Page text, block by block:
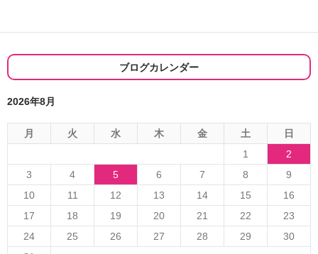
ー
シ
ョ
ン
ブログカレンダー
2026年8月
月 火 水 木 金 土
日
1
2
3
4 5 6 7 8
9
10
11 12 13 14 15
16
17
18 19 20 21 22
23
24
25 26 27 28 29
30